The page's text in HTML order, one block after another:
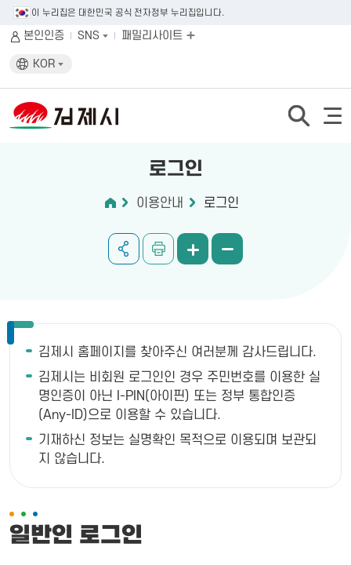
이 누리집은 대한민국 공식 전자정부 누리집입니다.
본인인증 SNS 패밀리사이트
KOR
로그인
이용안내 로그인
김제시 홈페이지를 찾아주신 여러분께 감사드립니다.
김제시는 비회원 로그인인 경우 주민번호를 이용한 실
명인증이 아닌 I-PIN(아이핀) 또는 정부 통합인증
(Any-ID)으로 이용할 수 있습니다.
기재하신 정보는 실명확인 목적으로 이용되며 보관되
지 않습니다.
일반인 로그인